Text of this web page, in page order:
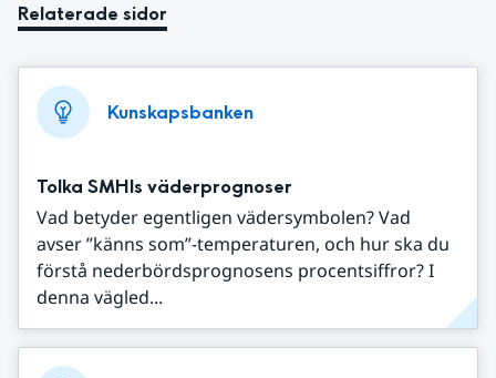
Relaterade sidor
Kunskapsbanken
Tolka SMHIs väderprognoser
Vad betyder egentligen vädersymbolen? Vad
avser ”känns som”-temperaturen, och hur ska du
förstå nederbördsprognosens procentsiffror? I
denna vägled...